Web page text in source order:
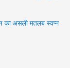
का असली मतलब स्वप्न